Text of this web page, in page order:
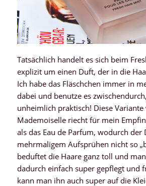
Tatsächlich handelt es sich beim
explizit um einen Duft, der in die
Ich habe das Fläschchen immer in
dabei und benutze es
unheimlich praktisch! Diese Variante
Mademoiselle riecht für mein
als das Eau de Parfum, wodurch der
mehrmaligem Aufsprühen nicht so
beduftet die Haare ganz toll und
dadurch einfach super gepflegt und
kann man ihn auch super auf die